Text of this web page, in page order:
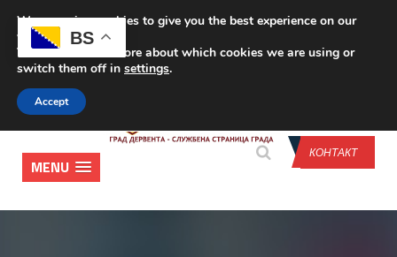
CONTACT US
КОНТАКТ
MENU
BS
We are using cookies to give you the best experience on our
website.
You can find out more about which cookies we are using or
switch them off in settings.
Accept